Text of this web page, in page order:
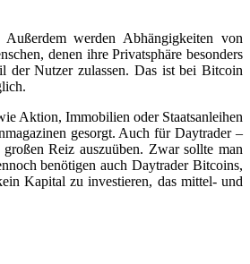
werden Abhängigkeiten von
denen ihre Privatsphäre besonders
der Nutzer zulassen. Das ist bei Bitcoin
Aktion, Immobilien oder Staatsanleihen
gesorgt. Auch für Daytrader –
Reiz auszuüben. Zwar sollte man
benötigen auch Daytrader Bitcoins,
Kapital zu investieren, das mittel- und